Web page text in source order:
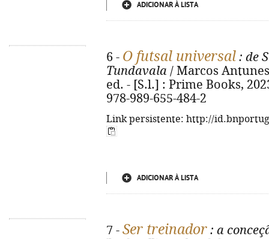
ADICIONAR À LISTA
6 - O futsal universal : de
Tundavala / Marcos
ed. - [S.l.] : Prime Books,
978-989-655-484-2
Link persistente: http://
ADICIONAR À LISTA
7 - Ser treinador : a